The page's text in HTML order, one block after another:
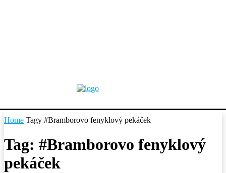
Home Tagy #Bramborovo fenyklový pekáček
Tag: #Bramborovo fenyklový
pekáček